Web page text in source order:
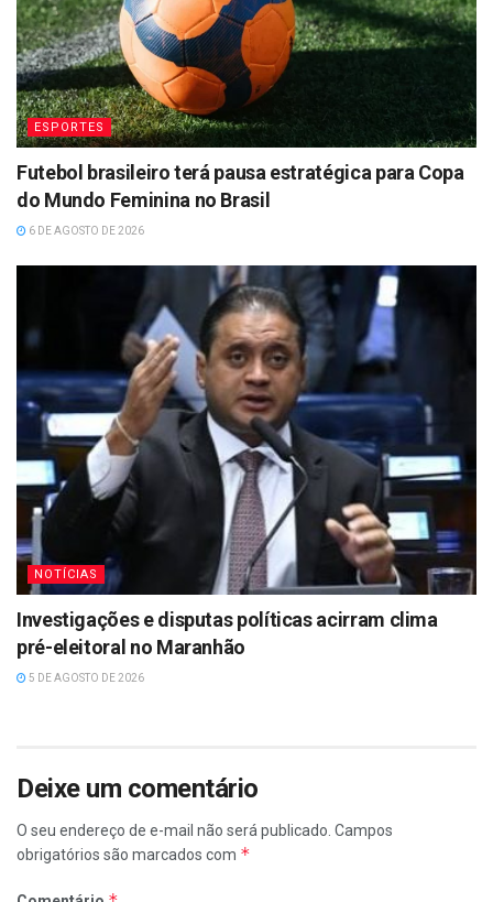
ESPORTES
Futebol brasileiro terá pausa estratégica para Copa
do Mundo Feminina no Brasil
6 DE AGOSTO DE 2026
NOTÍCIAS
Investigações e disputas políticas acirram clima
pré-eleitoral no Maranhão
5 DE AGOSTO DE 2026
Deixe um comentário
O seu endereço de e-mail não será publicado. Campos
obrigatórios são marcados com *